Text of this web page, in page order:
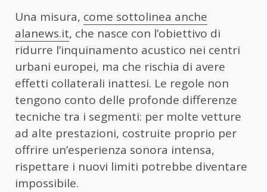
Una misura, come sottolinea anche
alanews.it, che nasce con l’obiettivo di
ridurre l’inquinamento acustico nei centri
urbani europei, ma che rischia di avere
effetti collaterali inattesi. Le regole non
tengono conto delle profonde differenze
tecniche tra i segmenti: per molte vetture
ad alte prestazioni, costruite proprio per
offrire un’esperienza sonora intensa,
rispettare i nuovi limiti potrebbe diventare
impossibile.